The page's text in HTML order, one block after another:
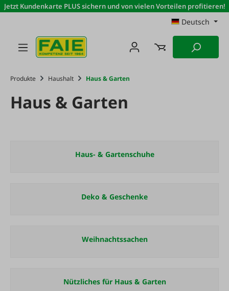
Zum Hauptinhalt springen
Jetzt Kundenkarte PLUS sichern und von vielen Vorteilen profitieren!
Deutsch
Produkte Haushalt Haus & Garten
Haus & Garten
Haus- & Gartenschuhe
Deko & Geschenke
Weihnachtssachen
Nützliches für Haus & Garten